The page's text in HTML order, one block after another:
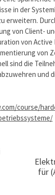
in der
erweitern.
von Client-
von Active
von
sind die
und
course/
für